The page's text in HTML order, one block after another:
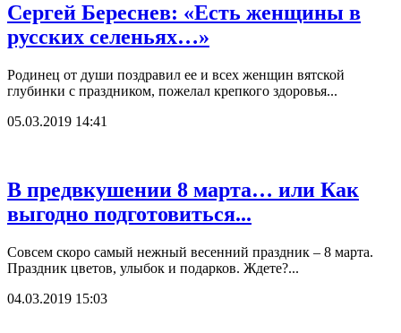
Сергей Береснев: «Есть женщины в
русских селеньях…»
Родинец от души поздравил ее и всех женщин вятской
глубинки с праздником, пожелал крепкого здоровья...
05.03.2019 14:41
В предвкушении 8 марта… или Как
выгодно подготовиться...
Совсем скоро самый нежный весенний праздник – 8 марта.
Праздник цветов, улыбок и подарков. Ждете?...
04.03.2019 15:03